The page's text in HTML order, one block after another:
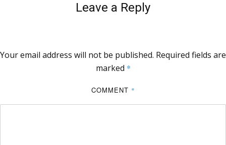
Leave a Reply
Your email address will not be published. Required fields are
marked *
COMMENT *